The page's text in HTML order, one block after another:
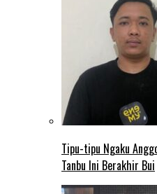
Tipu-tipu Ngaku
Tanbu Ini Berakhir Bui